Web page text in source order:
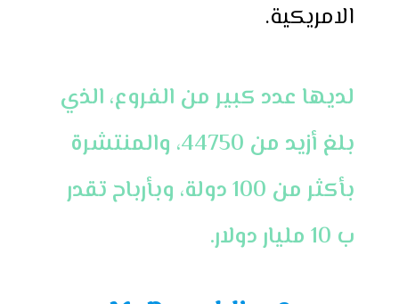
الامريكية.
لديها عدد كبير من الفروع، الذي
بلغ أزيد من 44750، والمنتشرة
بأكثر من 100 دولة، وبأرباح تقدر
ب 10 مليار دولار.